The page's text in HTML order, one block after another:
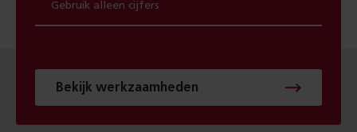
Bekijk werkzaamheden